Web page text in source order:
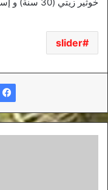
خوثير زيتي (30 سنة) و إسلام بن ضيف (28 سنة).
slider